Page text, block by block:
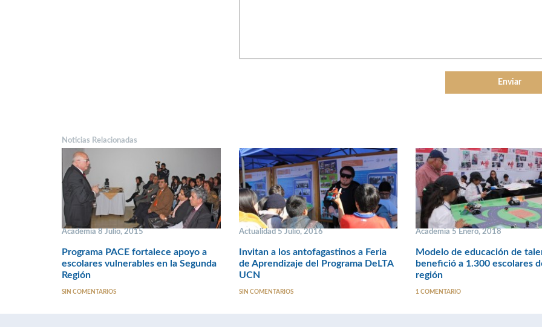
Noticias Relacionadas
Academia 8 Julio, 2015
Programa PACE fortalece apoyo a
escolares vulnerables en la Segunda
Región
SIN COMENTARIOS
Actualidad 5 Julio, 2016
Invitan a los antofagastinos a Feria
de Aprendizaje del Programa DeLTA
UCN
SIN COMENTARIOS
Academia 5 Enero, 2018
Modelo de educación de
benefició a 1.300 escolares
región
1 COMENTARIO